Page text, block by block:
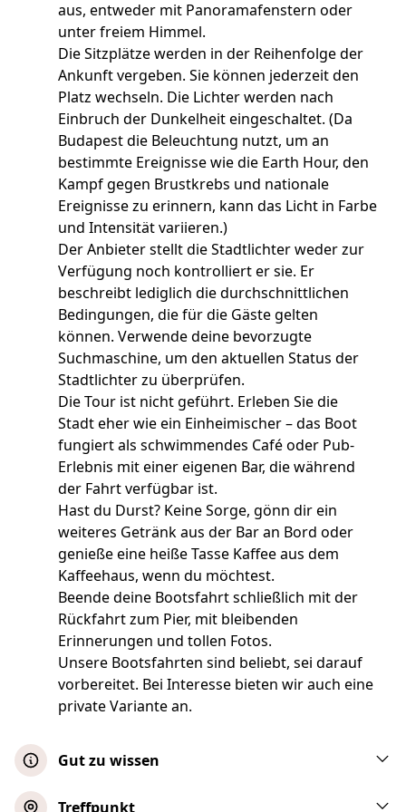
aus, entweder mit Panoramafenstern oder
unter freiem Himmel.
Die Sitzplätze werden in der Reihenfolge der
Ankunft vergeben. Sie können jederzeit den
Platz wechseln. Die Lichter werden nach
Einbruch der Dunkelheit eingeschaltet. (Da
Budapest die Beleuchtung nutzt, um an
bestimmte Ereignisse wie die Earth Hour, den
Kampf gegen Brustkrebs und nationale
Ereignisse zu erinnern, kann das Licht in Farbe
und Intensität variieren.)
Der Anbieter stellt die Stadtlichter weder zur
Verfügung noch kontrolliert er sie. Er
beschreibt lediglich die durchschnittlichen
Bedingungen, die für die Gäste gelten
können. Verwende deine bevorzugte
Suchmaschine, um den aktuellen Status der
Stadtlichter zu überprüfen.
Die Tour ist nicht geführt. Erleben Sie die
Stadt eher wie ein Einheimischer – das Boot
fungiert als schwimmendes Café oder Pub-
Erlebnis mit einer eigenen Bar, die während
der Fahrt verfügbar ist.
Hast du Durst? Keine Sorge, gönn dir ein
weiteres Getränk aus der Bar an Bord oder
genieße eine heiße Tasse Kaffee aus dem
Kaffeehaus, wenn du möchtest.
Beende deine Bootsfahrt schließlich mit der
Rückfahrt zum Pier, mit bleibenden
Erinnerungen und tollen Fotos.
Unsere Bootsfahrten sind beliebt, sei darauf
vorbereitet. Bei Interesse bieten wir auch eine
private Variante an.
Gut zu wissen
Die Sitzplätze werden in der Reihenfolge
Treffpunkt